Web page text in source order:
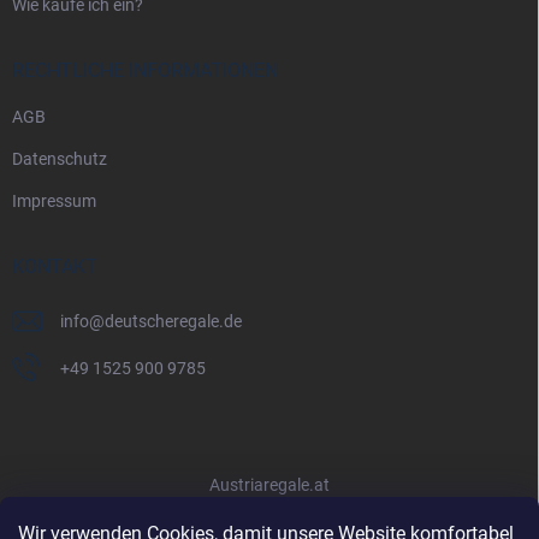
Wir verwenden Cookies, damit unsere Website komfortabel
Wie kaufe ich ein?
RECHTLICHE INFORMATIONEN
AGB
Datenschutz
Impressum
KONTAKT
info@deutscheregale.de
+49 1525 900 9785
Austriaregale.at